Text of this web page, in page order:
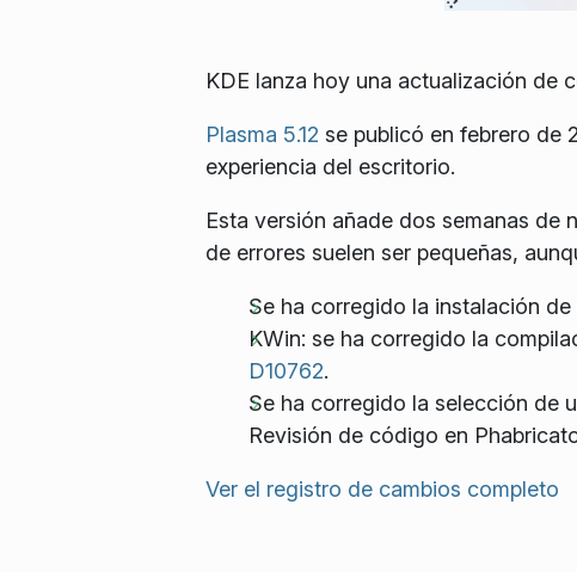
KDE lanza hoy una actualización de
Plasma 5.12 se publicó en febrero de
experiencia del escritorio.
Esta versión añade dos semanas
de errores suelen ser pequeñas,
Se ha corregido la instalación
KWin: se ha corregido la
D10762.
Se ha corregido la selección de
Revisión de código en
Ver el registro de cambios completo